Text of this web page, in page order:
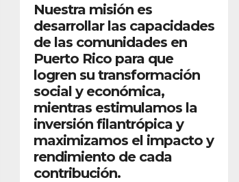
Nuestra misión es
desarrollar las capacidades
de las comunidades en
Puerto Rico para que
logren su transformación
social y económica,
mientras estimulamos la
inversión filantrópica y
maximizamos el impacto y
rendimiento de cada
contribución.